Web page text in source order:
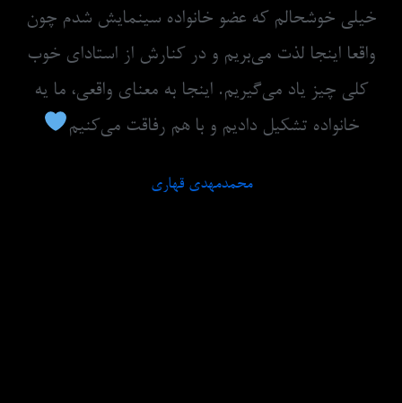
خیلی خوشحالم که عضو خانواده سینمایش شدم چون
واقعا اینجا لذت می‌بریم و در کنارش از استادای خوب
کلی چیز یاد می‌گیریم. اینجا به معنای واقعی، ما یه
خانواده تشکیل دادیم و با هم رفاقت می‌کنیم
محمدمهدی قهاری